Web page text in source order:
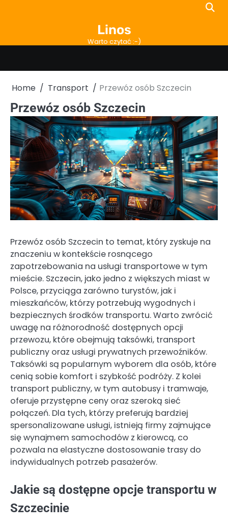
Linos
Warto czytać :-)
Home Transport Przewóz osób Szczecin
Przewóz osób Szczecin
Przewóz osób Szczecin to temat, który zyskuje na
znaczeniu w kontekście rosnącego
zapotrzebowania na usługi transportowe w tym
mieście. Szczecin, jako jedno z większych miast w
Polsce, przyciąga zarówno turystów, jak i
mieszkańców, którzy potrzebują wygodnych i
bezpiecznych środków transportu. Warto zwrócić
uwagę na różnorodność dostępnych opcji
przewozu, które obejmują taksówki, transport
publiczny oraz usługi prywatnych przewoźników.
Taksówki są popularnym wyborem dla osób, które
cenią sobie komfort i szybkość podróży. Z kolei
transport publiczny, w tym autobusy i tramwaje,
oferuje przystępne ceny oraz szeroką sieć
połączeń. Dla tych, którzy preferują bardziej
spersonalizowane usługi, istnieją firmy zajmujące
się wynajmem samochodów z kierowcą, co
pozwala na elastyczne dostosowanie trasy do
indywidualnych potrzeb pasażerów.
Jakie są dostępne opcje transportu w
Szczecinie